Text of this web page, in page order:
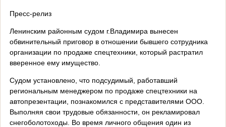
Пресс-релиз
Ленинским районным судом г.Владимира вынесен
обвинительный приговор в отношении бывшего сотрудника
организации по продаже спецтехники, который растратил
вверенное ему имущество.
Судом установлено, что подсудимый, работавший
региональным менеджером по продаже спецтехники на
автопрезентации, познакомился с представителями ООО.
Выполняя свои трудовые обязанности, он рекламировал
снегоболотоходы. Во время личного общения один из